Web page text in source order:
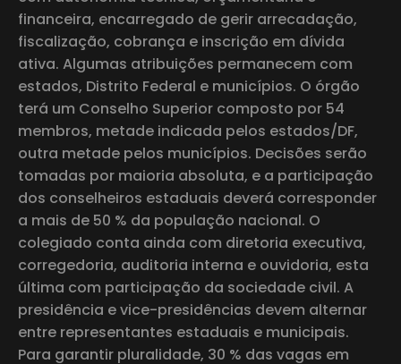
financeira, encarregado de gerir arrecadação,
fiscalização, cobrança e inscrição em dívida
ativa. Algumas atribuições permanecem com
estados, Distrito Federal e municípios. O órgão
terá um Conselho Superior composto por 54
membros, metade indicada pelos estados/DF,
outra metade pelos municípios. Decisões serão
tomadas por maioria absoluta, e a participação
dos conselheiros estaduais deverá corresponder
a mais de 50 % da população nacional. O
colegiado conta ainda com diretoria executiva,
corregedoria, auditoria interna e ouvidoria, esta
última com participação da sociedade civil. A
presidência e vice-presidências devem alternar
entre representantes estaduais e municipais.
Para garantir pluralidade, 30 % das vagas em